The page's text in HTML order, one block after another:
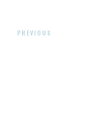
PREVIOUS